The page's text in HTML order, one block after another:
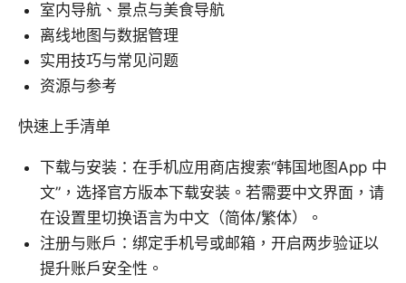
室内导航、景点与美食导航
离线地图与数据管理
实用技巧与常见问题
资源与参考
快速上手清单
下载与安装：在手机应用商店搜索“韩国地图App 中
文”，选择官方版本下载安装。若需要中文界面，请
在设置里切换语言为中文（简体/繁体）。
注册与账户：绑定手机号或邮箱，开启两步验证以
提升账户安全性。